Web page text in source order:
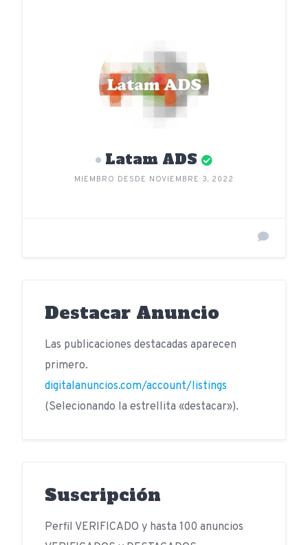
Latam ADS
MIEMBRO DESDE NOVIEMBRE 3, 2022
Destacar Anuncio
Las publicaciones destacadas aparecen
primero.
digitalanuncios.com/account/listings
(Selecionando la estrellita «destacar»).
Suscripción
Perfil VERIFICADO y hasta 100 anuncios